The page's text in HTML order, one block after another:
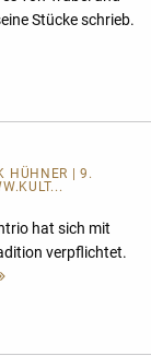
Stücke schrieb.
HÜHNER | 9.
hat sich mit
verpflichtet.